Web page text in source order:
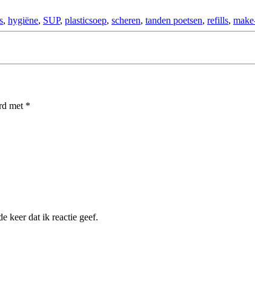
, hygiëne, SUP, plasticsoep, scheren, tanden poetsen, refills,
met *
keer dat ik reactie geef.